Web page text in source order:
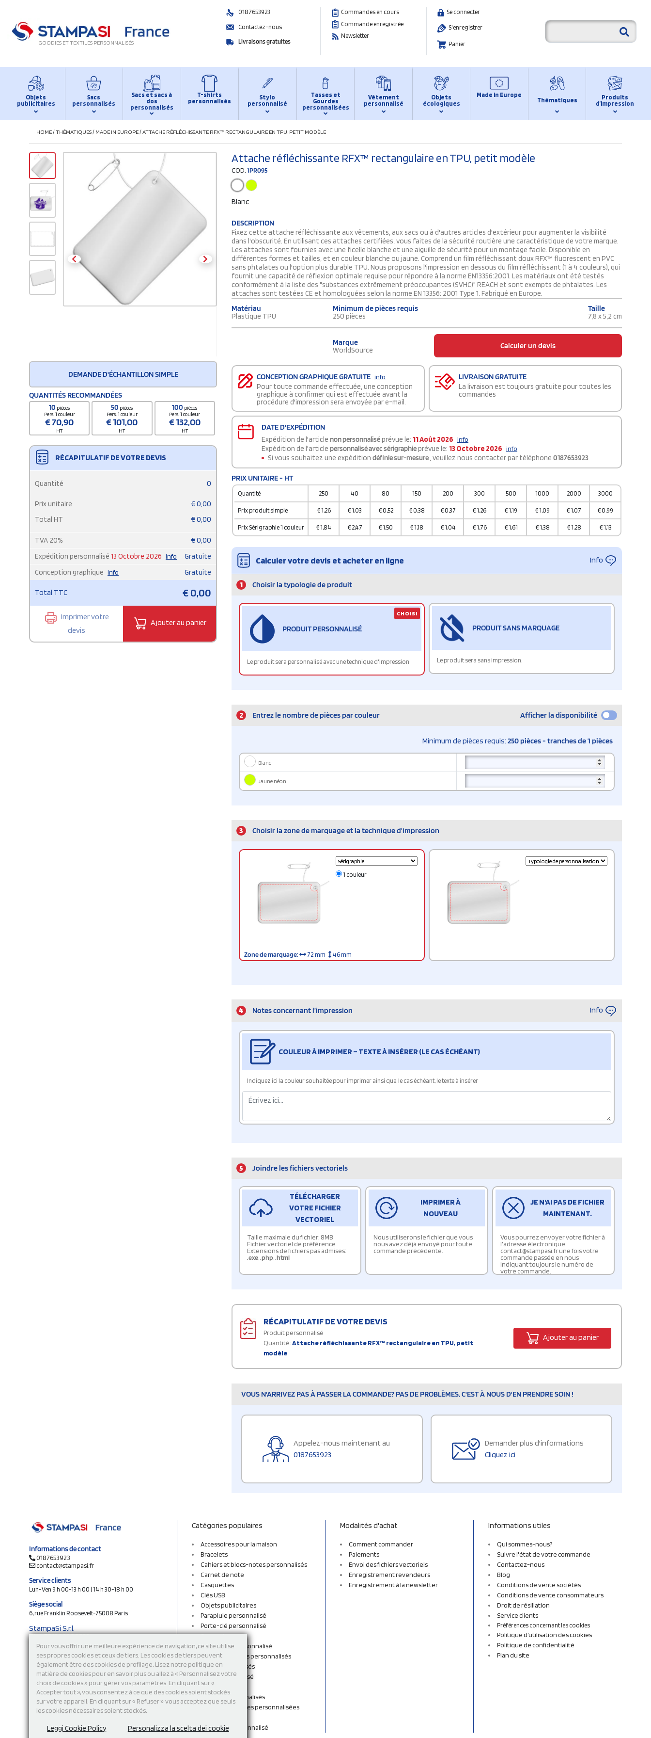
Pour vous offrir une meilleure expérience de navigation, ce site utilise
ses propres cookies et ceux de tiers. Les cookies de tiers peuvent
également être des cookies de profilage. Lisez notre politique en
matière de cookies pour en savoir plus ou allez à « Personnalisez votre
choix de cookies » pour gérer vos paramètres. En cliquant sur «
Accepter tout », vous consentez à ce que des cookies soient stockés
sur votre appareil. En cliquant sur « Refuser », vous acceptez que seuls
les cookies nécessaires soient stockés.
Leggi Cookie Policy Personalizza la scelta dei cookie
GOODIES ET TEXTILES PERSONNALISÉS
0187653923
Contactez-nous
Livraisons gratuites
Commandes en cours
Commande enregistrée
Newsletter
Se connecter
S'enregistrer
Panier
Objets
publicitaires
Sacs
personnalisés
Sacs et sacs à
dos
personnalisés
T-shirts
personnalisés
Stylo
personnalisé
Tasses et
Gourdes
personnalisées
Vêtement
personnalisé
Objets
écologiques
Made in Europe
Thématiques
Produits
d’impression
HOME/THÉMATIQUES/ MADE IN EUROPE/ATTACHE RÉFLÉCHISSANTE RFX™ RECTANGULAIRE EN TPU, PETIT MODÈLE
DEMANDE D'ÉCHANTILLON SIMPLE
QUANTITÉS RECOMMANDÉES
10 pièces
Pers. 1 couleur
€70,90
HT
50 pièces
Pers. 1 couleur
€101,00
HT
100 pièces
Pers. 1 couleur
€132,00
HT
RÉCAPITULATIF DE VOTRE DEVIS
Quantité 0
Prix unitaire € 0,00
Total HT
€ 0,00
TVA 20% € 0,00
Expédition personnalisé 13 Octobre 2026 info
Gratuite
Conception graphique info Gratuite
Total TTC €0,00
Imprimer votre
devis
Ajouter au panier
Attache réfléchissante RFX™ rectangulaire en TPU, petit modèle
COD.1PR095
Blanc
DESCRIPTION
Fixez cette attache réfléchissante aux vêtements, aux sacs ou à d'autres articles d'extérieur pour augmenter la visibilité
dans l'obscurité. En utilisant ces attaches certifiées, vous faites de la sécurité routière une caractéristique de votre marque.
Les attaches sont fournies avec une ficelle blanche et une aiguille de sécurité pour un montage facile. Disponible en
différentes formes et tailles, et en couleur blanche ou jaune. Comprend un film réfléchissant doux RFX™ fluorescent en PVC
sans phtalates ou l'option plus durable TPU. Nous proposons l'impression en dessous du film réfléchissant (1 à 4 couleurs), qui
fournit une capacité de réflexion optimale requise pour répondre à la norme EN13356:2001. Les matériaux ont été testés
conformément à la liste des "substances extrêmement préoccupantes (SVHC)" REACH et sont exempts de phtalates. Les
attaches sont testées CE et homologuées selon la norme EN 13356: 2001 Type 1. Fabriqué en Europe.
Matériau
Plastique TPU
Minimum de pièces requis
250 pièces
Taille
7,8 x 5,2 cm
Marque
WorldSource Calculer un devis
CONCEPTION GRAPHIQUE GRATUITE info
Pour toute commande effectuée, une conception
graphique à confirmer qui est effectuée avant la
procédure d'impression sera envoyée par e-mail.
LIVRAISON GRATUITE
La livraison est toujours gratuite pour toutes les
commandes
DATE D'EXPÉDITION
Expédition de l'article non personnaliséprévue le: 11 Août 2026 info
Expédition de l'article personnalisé avec sérigraphieprévue le: 13 Octobre 2026 info
Si vous souhaitez une expédition définie sur-mesure, veuillez nous contacter par téléphone 0187653923
PRIX UNITAIRE - HT
Quantité 250 40 80 150 200 300 500 1000 2000 3000
Prix produit simple €1,26 €1,03 €0,52 €0,38 €0,37 €1,26 €1,19 €1,09 €1,07 €0,99
Prix Sérigraphie 1 couleur €1,84 € 2,47 €1,50 €1,18 €1,04 €1,76 €1,61 €1,38 €1,28 €1,13
Calculer votre devis et acheter en ligne Info
1 Choisir la typologie de produit
PRODUIT PERSONNALISÉ
Le produit sera personnalisé avec une technique d'impression
CHOISI
PRODUIT SANS MARQUAGE
Le produit sera sans impression.
2 Entrez le nombre de pièces par couleur Afficher la disponibilité
Minimum de pièces requis: 250 pièces - tranches de 1 pièces
Blanc
Jaune néon
3 Choisir la zone de marquage et la technique d'impression
1 couleur
Zone de marquage: 72 mm 46 mm
4 Notes concernant l’impression Info
COULEUR À IMPRIMER – TEXTE À INSÉRER (LE CAS ÉCHÉANT)
Indiquez ici la couleur souhaitée pour imprimer ainsi que, le cas échéant, le texte à insérer
5 Joindre les fichiers vectoriels
TÉLÉCHARGER
VOTRE FICHIER
VECTORIEL
Taille maximale du fichier: 8MB
Fichier vectoriel de préférence
Extensions de fichiers pas admises:
.exe,.php,.html
IMPRIMER À
NOUVEAU
Nous utiliserons le fichier que vous
nous avez déjà envoyé pour toute
commande précédente.
JE N'AI PAS DE FICHIER
MAINTENANT.
Vous pourrez envoyer votre fichier à
l'adresse électronique
contact@stampasi.fr une fois votre
commande passée en nous
indiquant toujours le numéro de
votre commande.
RÉCAPITULATIF DE VOTRE DEVIS
Produit personnalisé
Quantité:Attache réfléchissante RFX™ rectangulaire en TPU, petit
modèle
Ajouter au panier
VOUS N'ARRIVEZ PAS À PASSER LA COMMANDE? PAS DE PROBLÈMES, C'EST À NOUS D'EN PRENDRE SOIN !
Appelez-nous maintenant au
0187653923
Demander plus d'informations
Cliquez ici
Informations de contact
0187653923
contact@stampasi.fr
Service clients
Lun-Ven 9 h 00-13 h 00 | 14 h 30-18 h 00
Siège social
6, rue Franklin Roosevelt-75008 Paris
StampaSi S.r.l.
TVA FR13922807334
N° Rea MI-2110632
Capital social € 250.000 i.v.
Découvrez notre catalogue en ligne
Catégories populaires
Accessoires pour la maison
Bracelets
Cahiers et blocs-notes personnalisés
Carnet de note
Casquettes
Clés USB
Objets publicitaires
Parapluie personnalisé
Porte-clé personnalisé
Sac cordon
Sac en tissu personnalisé
Sacs et sacs à dos personnalisés
Sacs personnalisés
Stylo personnalisé
Sweatshirts
T-shirts personnalisés
Tasses et Gourdes personnalisées
Vêtement personnalisé
Modalités d'achat
Comment commander
Paiements
Envoi des fichiers vectoriels
Enregistrement revendeurs
Enregistrement à la newsletter
Informations utiles
Qui sommes-nous?
Suivre l'état de votre commande
Contactez-nous
Blog
Conditions de vente sociétés
Conditions de vente consommateurs
Droit de résiliation
Service clients
Préférences concernant les cookies
Politique d’utilisation des cookies
Politique de confidentialité
Plan du site